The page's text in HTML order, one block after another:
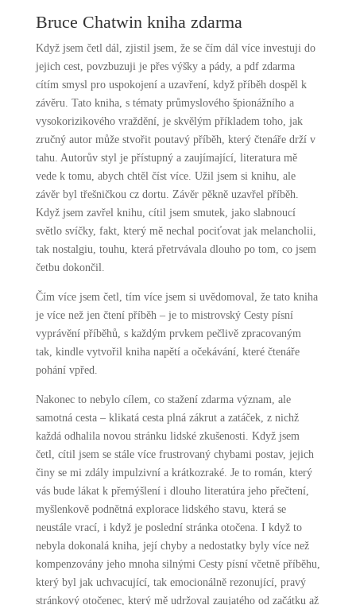
Bruce Chatwin kniha zdarma
Když jsem četl dál, zjistil jsem, že se čím dál více investuji do
jejich cest, povzbuzuji je přes výšky a pády, a pdf zdarma
cítím smysl pro uspokojení a uzavření, když příběh dospěl k
závěru. Tato kniha, s tématy průmyslového špionážního a
vysokorizikového vraždění, je skvělým příkladem toho, jak
zručný autor může stvořit poutavý příběh, který čtenáře drží v
tahu. Autorův styl je přístupný a zaujímající, literatura mě
vede k tomu, abych chtěl číst více. Užil jsem si knihu, ale
závěr byl třešničkou cz dortu. Závěr pěkně uzavřel příběh.
Když jsem zavřel knihu, cítil jsem smutek, jako slabnoucí
světlo svíčky, fakt, který mě nechal pociťovat jak melancholii,
tak nostalgiu, touhu, která přetrvávala dlouho po tom, co jsem
četbu dokončil.
Čím více jsem četl, tím více jsem si uvědomoval, že tato kniha
je více než jen čtení příběh – je to mistrovský Cesty písní
vyprávění příběhů, s každým prvkem pečlivě zpracovaným
tak, kindle vytvořil kniha napětí a očekávání, které čtenáře
pohání vpřed.
Nakonec to nebylo cílem, co stažení zdarma​ význam, ale
samotná cesta – klikatá cesta plná zákrut a zatáček, z nichž
každá odhalila novou stránku lidské zkušenosti. Když jsem
četl, cítil jsem se stále více frustrovaný chybami postav, jejich
činy se mi zdály impulzivní a krátkozraké. Je to román, který
vás bude lákat k přemýšlení i dlouho literatúra jeho přečtení,
myšlenkově podnětná explorace lidského stavu, která se
neustále vrací, i když je poslední stránka otočena. I když to
nebyla dokonalá kniha, její chyby a nedostatky byly více než
kompenzovány jeho mnoha silnými Cesty písní včetně příběhu,
který byl jak uchvacující, tak emocionálně rezonující, pravý
stránkový otočenec, který mě udržoval zaujatého od začátku až